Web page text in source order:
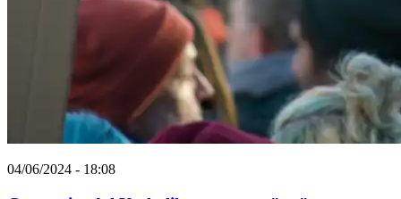
04/06/2024 - 18:08